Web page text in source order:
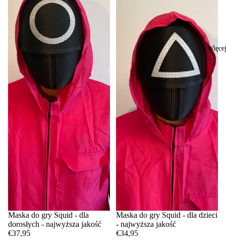
Więcej
Maska do gry Squid - dla
dorosłych - najwyższa jakość
€37,95
Maska do gry Squid - dla dzieci
- najwyższa jakość
€34,95